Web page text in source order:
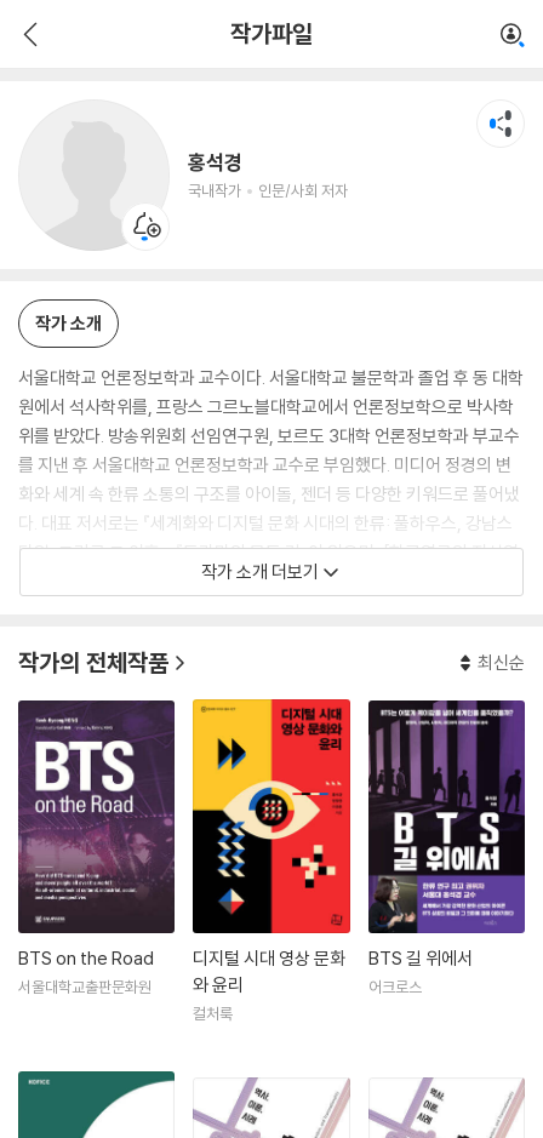
작가파일
홍석경
국내작가 인문/사회 저자
인문/사회 저자
작가 소개
서울대학교 언론정보학과 교수이다. 서울대학교 불문학과 졸업 후 동 대학
원에서 석사학위를, 프랑스 그르노블대학교에서 언론정보학으로 박사학
위를 받았다. 방송위원회 선임연구원, 보르도 3대학 언론정보학과 부교수
를 지낸 후 서울대학교 언론정보학과 교수로 부임했다. 미디어 정경의 변
화와 세계 속 한류 소통의 구조를 아이돌, 젠더 등 다양한 키워드로 풀어냈
다. 대표 저서로는 『세계화와 디지털 문화 시대의 한류: 풀하우스, 강남스
타일, 그리고 그 이후』, 『드라마의 모든 것』이 있으며, 「한류연구의 지식연
결망 분석」, 「미디어 콘텐츠의 유통과 진화: 디지털 문화와 인터넷 시대의
작가 소개 더보기
작가의 전체작품 최신순
BTS on the Road
서울대학교출판문화원
디지털 시대 영상 문화
와 윤리
컬처룩
BTS 길 위에서
어크로스